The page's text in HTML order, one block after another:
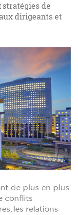
de
dirigeants et
de plus en plus
conflits
les relations